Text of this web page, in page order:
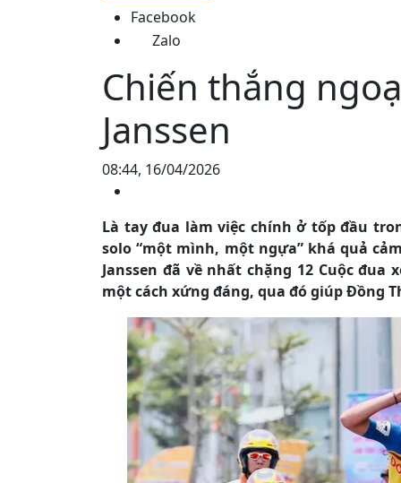
Facebook
Zalo
Chiến thắng
Janssen
08:44, 16/04/2026
Là tay đua làm việc chính ở tốp đầu
solo “một mình, một ngựa” khá quả
Janssen đã về nhất chặng 12 Cuộc đua
một cách xứng đáng, qua đó giúp Đồng